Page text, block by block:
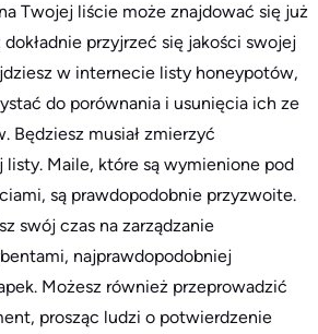
Twojej liście może znajdować się już
dokładnie przyjrzeć się jakości swojej
w internecie listy honeypotów,
do porównania i usunięcia ich ze
Będziesz musiał zmierzyć
listy. Maile, które są wymienione pod
są prawdopodobnie przyzwoite.
swój czas na zarządzanie
najprawdopodobniej
Możesz również przeprowadzić
prosząc ludzi o potwierdzenie